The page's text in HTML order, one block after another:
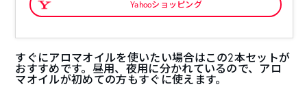
Yahooショッピング
すぐにアロマオイルを使いたい場合はこの2本セットが
おすすめです。昼用、夜用に分かれているので、アロ
マオイルが初めての方もすぐに使えます。